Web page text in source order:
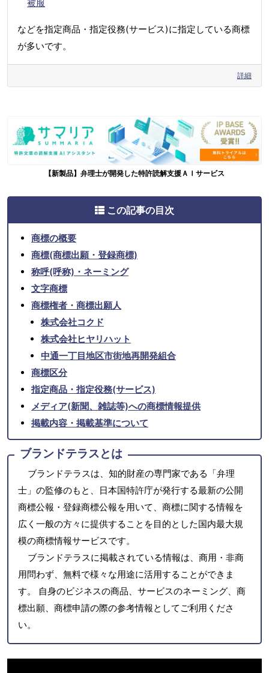
被服
などを指定商品・指定役務(サービス)に指定している商標
が多いです。
詳細
【新製品】弁理士が開発した特許読解支援ＡＩサービス
この記事の目次
商標の概要
商標(商標出願・登録商標)
称呼(呼称)・ネーミング
文字商標
商標権者・商標出願人
株式会社コクド
株式会社ヒヤリハット
中通一丁目地区市街地再開発組合
商標区分
指定商品・指定役務(サービス)
メディア(新聞、雑誌等)への商標情報提供
掲載内容・掲載基準について
ブランドテラスとは
ブランドテラスは、知的財産の専門家である「弁理
士」の監修のもと、日本国特許庁が発行する最新の公開
商標公報・登録商標公報を用いて、商標に関する情報を
広く一般の方々に提供することを目的とした国内最大規
模の商標情報サービスです。
ブランドテラスに掲載されている情報は、商用・非商
用問わず、無料で様々な用途に活用することができま
す。 自身のビジネスの商品、サービスのネーミング、商
標出願、商標申請の際の参考情報としてご利用くださ
い。